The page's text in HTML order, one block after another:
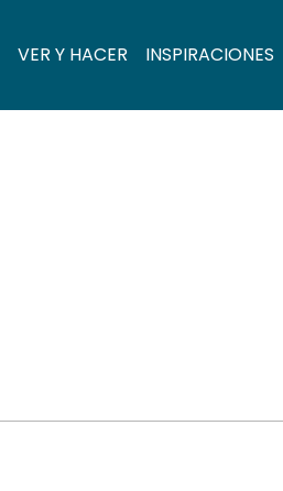
VER Y HACER INSPIRACIONES